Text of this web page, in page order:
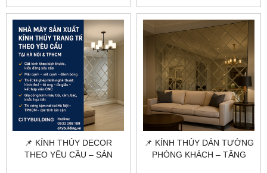
📌 KÍNH THỦY DECOR
THEO YÊU CẦU – SẢN
📌 KÍNH THỦY DÁN TƯỜNG
PHÒNG KHÁCH – TĂNG